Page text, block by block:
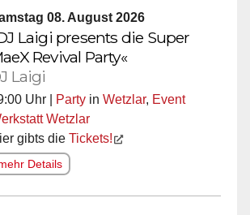
08. August 2026
Laigi presents die Super
Revival Party«
Laigi
Uhr | Party in Wetzlar, Event
Wetzlar
gibts die Tickets!
Details